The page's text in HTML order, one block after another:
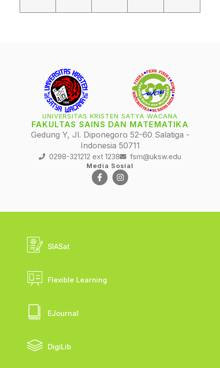
UNIVERSITAS KRISTEN SATYA WACANA
FAKULTAS SAINS DAN MATEMATIKA
Gedung Y, Jl. Diponegoro 52-60 Salatiga -
Indonesia 50711
0298-321212 ext 1238 fsm@uksw.edu
Media Sosial
SIASat
Flexible Learning
EJournal
DigiLib